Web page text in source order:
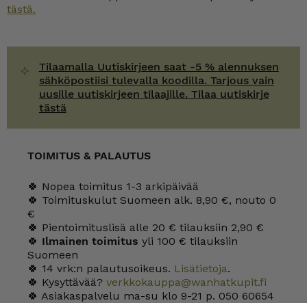
tästä.
Tilaamalla Uutiskirjeen saat -5 % alennuksen
sähköpostiisi tulevalla koodilla. Tarjous vain
uusille uutiskirjeen tilaajille. Tilaa uutiskirje
tästä
TOIMITUS & PALAUTUS
🍀 Nopea toimitus 1-3 arkipäivää
🍀 Toimituskulut Suomeen alk. 8,90 €, nouto 0
€
🍀 Pientoimituslisä alle 20 € tilauksiin 2,90 €
🍀 Ilmainen toimitus yli 100 € tilauksiin
Suomeen
🍀 14 vrk:n palautusoikeus. Lisätietoja.
🍀 Kysyttävää? verkkokauppa@wanhatkupit.fi
🍀 Asiakaspalvelu ma-su klo 9-21 p. 050 60654